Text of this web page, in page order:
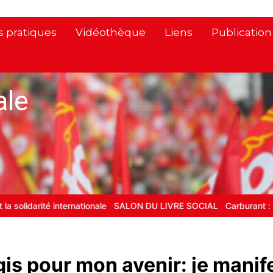
pratiques Vidéothèque Liens
internationale SALON DU LIVRE SOCIAL Carburant :
pour mon avenir: je